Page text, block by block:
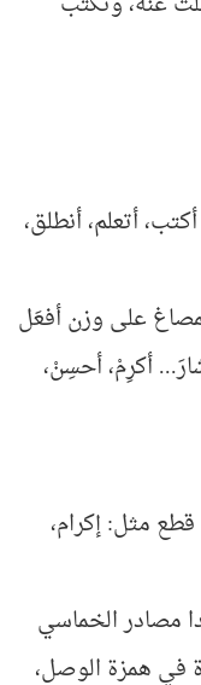
أتعلم، أنطلق،
على وزن أفعَل
أكرِمْ، أحسِنْ،
مثل: إكرام،
مصادر الخماسي
في همزة الوصل،